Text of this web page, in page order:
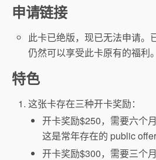
申请链接
此卡已绝版，现已无法申请。
仍然可以享受此卡原有的福利。
特色
这张卡存在三种开卡奖励：
开卡奖励$250，需要六个
这是常年存在的 public offer
开卡奖励$300，需要三个